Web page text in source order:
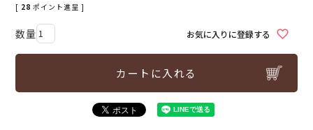
[ 28 ポイント進呈 ]
お気に入りに登録する
カートに入れる